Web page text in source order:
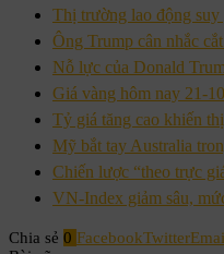
Thị trường lao động
Ông Trump cân nhắc
Nỗ lực của Donald
Giá vàng hôm nay 21-
Tỷ giá tăng cao khiến
Mỹ bắt tay Australia
Chiến lược “theo trực
VN-Index giảm sâu,
Chia sẻ 0 FacebookTwitter